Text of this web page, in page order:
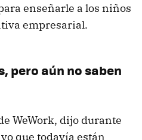
enseñarle a los niños
empresarial.
pero aún no saben
WeWork, dijo durante
que todavía están